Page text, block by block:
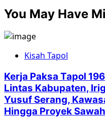
about
Mengapa
Borjuis
(Bisa)
Melawan
Rasisme?
You May Have
Kisah Tapol
Kerja Paksa Tapol
Lintas Kabupaten,
Yusuf Serang,
Hingga Proyek